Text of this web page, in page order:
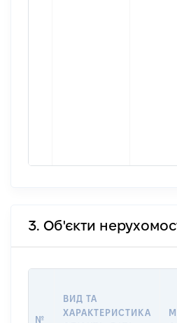
3. Об'єкти
№
ВИД ТА
ХАРАКТЕРИСТИКА